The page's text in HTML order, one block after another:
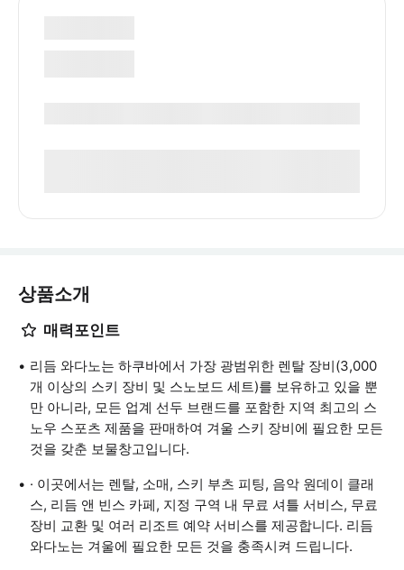
상품소개
매력포인트
리듬 와다노는 하쿠바에서 가장 광범위한 렌탈 장비(3,000
개 이상의 스키 장비 및 스노보드 세트)를 보유하고 있을 뿐
만 아니라, 모든 업계 선두 브랜드를 포함한 지역 최고의 스
노우 스포츠 제품을 판매하여 겨울 스키 장비에 필요한 모든
것을 갖춘 보물창고입니다.
· 이곳에서는 렌탈, 소매, 스키 부츠 피팅, 음악 원데이 클래
스, 리듬 앤 빈스 카페, 지정 구역 내 무료 셔틀 서비스, 무료
장비 교환 및 여러 리조트 예약 서비스를 제공합니다. 리듬
와다노는 겨울에 필요한 모든 것을 충족시켜 드립니다.